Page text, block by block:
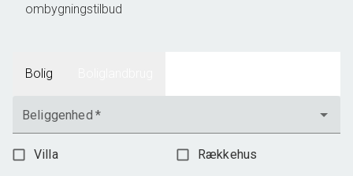
ombygningstilbud
Bolig
Beliggenhed *
Villa
Rækkehus